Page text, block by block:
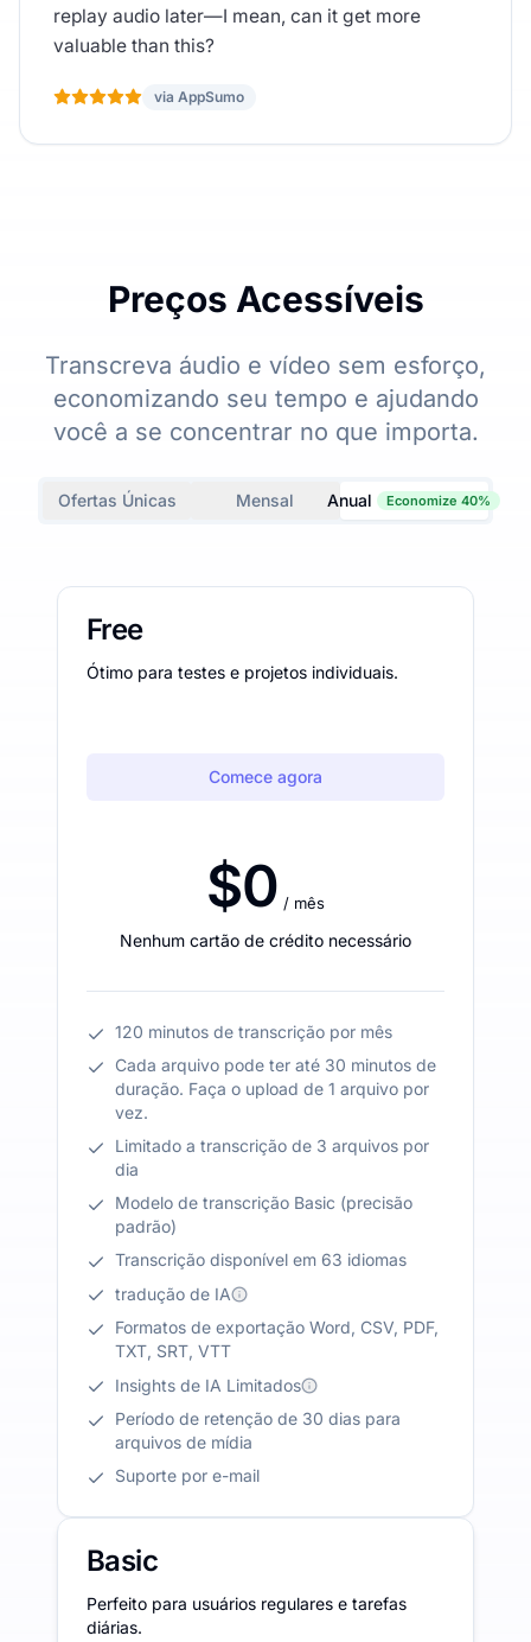
replay audio later—I mean, can it get more
valuable than this?
via AppSumo
Preços Acessíveis
Transcreva áudio e vídeo sem esforço,
economizando seu tempo e ajudando
você a se concentrar no que importa.
Ofertas Únicas Mensal Anual Economize 40%
Free
Ótimo para testes e projetos individuais.
Comece agora
$0 / mês
Nenhum cartão de crédito necessário
120 minutos de transcrição por mês
Cada arquivo pode ter até 30 minutos de
duração. Faça o upload de 1 arquivo por
vez.
Limitado a transcrição de 3 arquivos por
dia
Modelo de transcrição Basic (precisão
padrão)
Transcrição disponível em 63 idiomas
tradução de IA
Formatos de exportação Word, CSV, PDF,
TXT, SRT, VTT
Insights de IA Limitados
Período de retenção de 30 dias para
arquivos de mídia
Suporte por e-mail
Basic
Perfeito para usuários regulares e tarefas
diárias.